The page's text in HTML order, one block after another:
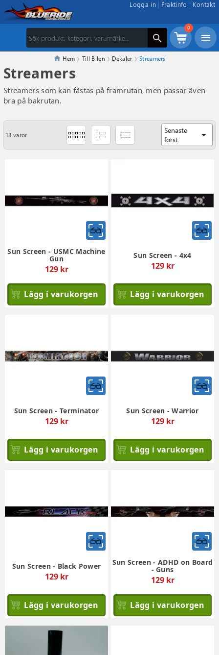
Kontakt
Fraktinfo
Logga in
search
0
menu
Hem Till Bilen Dekaler Streamers
Streamers
Streamers som kan fästas på framrutan, men passar även
bra på bakrutan.
13 varor
Senaste
först
arrow_drop_down
Sun Screen - USMC Machine
Gun
129 kr
Lägg i varukorgen
Sun Screen - 4x4
129 kr
Lägg i varukorgen
Sun Screen - Terminator
129 kr
Lägg i varukorgen
Sun Screen - Warrior
129 kr
Lägg i varukorgen
Sun Screen - Black Power
129 kr
Lägg i varukorgen
Sun Screen - ADHD on Board
- Guns
129 kr
Lägg i varukorgen